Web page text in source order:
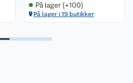
På lager (+100)
På lager i 19 butikker